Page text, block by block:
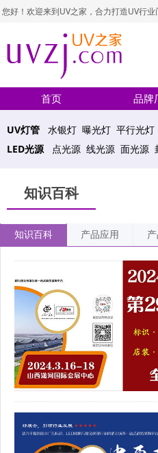
您好！欢迎来到UV之家，合力打造UV行
首页 品牌
UV灯管 水银灯 曝光灯 平行光
LED光源 点光源 线光源 面光源
知识百科 产品应用
知识百科